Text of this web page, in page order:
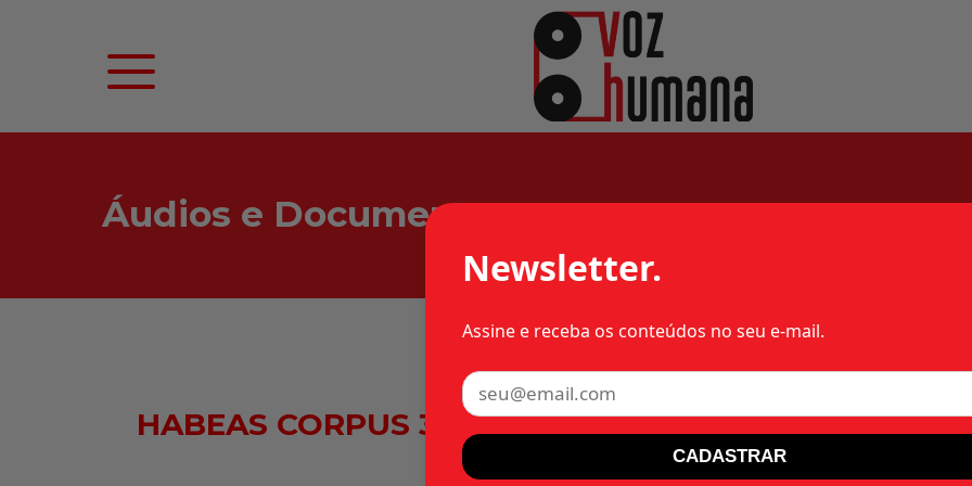
Áudios e Documentos
HABEAS CORPUS 31.655 – 1977 – RJ – MILITAR
Newsletter.
Assine e receba os conteúdos no seu e-mail.
CADASTRAR